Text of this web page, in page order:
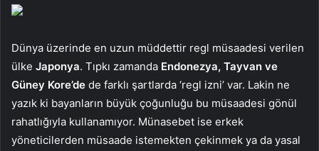
Dünya üzerinde en uzun müddettir regl müsaadesi verilen
ülke Japonya. Tıpkı zamanda Endonezya, Tayvan ve
Güney Kore’de de farklı şartlarda ‘regl izni’ var. Lakin ne
yazık ki bayanların büyük çoğunluğu bu müsaadesi gönül
rahatlığıyla kullanamıyor. Münasebet ise erkek
yöneticilerden müsaade istemekten çekinmek ya da yasal